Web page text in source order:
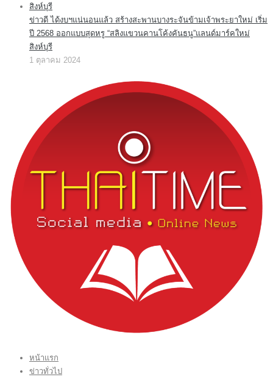
ข่าวดี ได้งบฯแน่นอนแล้ว สร้างสะพานบางระจันข้ามเจ้าพระยาใหม่ เริ่ม
ปี 2568 ออกแบบสุดหรู “สลิงแขวนคานโค้งคันธนู”แลนด์มาร์คใหม่
สิงห์บุรี
1 ตุลาคม 2024
หน้าแรก
ข่าวทั่วไป